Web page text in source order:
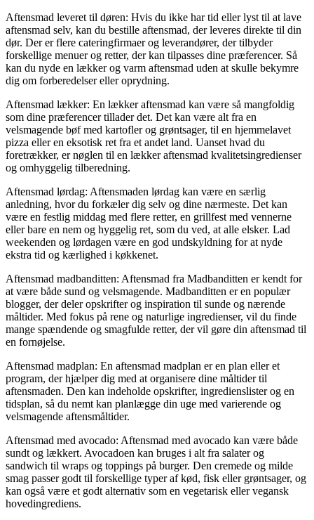
Aftensmad leveret til døren: Hvis du ikke har tid eller lyst til at lave
aftensmad selv, kan du bestille aftensmad, der leveres direkte til din
dør. Der er flere cateringfirmaer og leverandører, der tilbyder
forskellige menuer og retter, der kan tilpasses dine præferencer. Så
kan du nyde en lækker og varm aftensmad uden at skulle bekymre
dig om forberedelser eller oprydning.
Aftensmad lækker: En lækker aftensmad kan være så mangfoldig
som dine præferencer tillader det. Det kan være alt fra en
velsmagende bøf med kartofler og grøntsager, til en hjemmelavet
pizza eller en eksotisk ret fra et andet land. Uanset hvad du
foretrækker, er nøglen til en lækker aftensmad kvalitetsingredienser
og omhyggelig tilberedning.
Aftensmad lørdag: Aftensmaden lørdag kan være en særlig
anledning, hvor du forkæler dig selv og dine nærmeste. Det kan
være en festlig middag med flere retter, en grillfest med vennerne
eller bare en nem og hyggelig ret, som du ved, at alle elsker. Lad
weekenden og lørdagen være en god undskyldning for at nyde
ekstra tid og kærlighed i køkkenet.
Aftensmad madbanditten: Aftensmad fra Madbanditten er kendt for
at være både sund og velsmagende. Madbanditten er en populær
blogger, der deler opskrifter og inspiration til sunde og nærende
måltider. Med fokus på rene og naturlige ingredienser, vil du finde
mange spændende og smagfulde retter, der vil gøre din aftensmad til
en fornøjelse.
Aftensmad madplan: En aftensmad madplan er en plan eller et
program, der hjælper dig med at organisere dine måltider til
aftensmaden. Den kan indeholde opskrifter, ingredienslister og en
tidsplan, så du nemt kan planlægge din uge med varierende og
velsmagende aftensmåltider.
Aftensmad med avocado: Aftensmad med avocado kan være både
sundt og lækkert. Avocadoen kan bruges i alt fra salater og
sandwich til wraps og toppings på burger. Den cremede og milde
smag passer godt til forskellige typer af kød, fisk eller grøntsager, og
kan også være et godt alternativ som en vegetarisk eller vegansk
hovedingrediens.